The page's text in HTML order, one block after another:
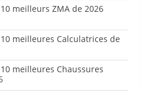
meilleurs ZMA de 2026
meilleures Calculatrices de
meilleures Chaussures